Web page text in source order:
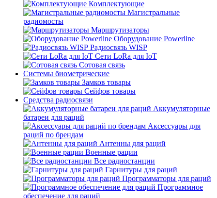
Комплектующие
Магистральные
радиомосты
Маршрутизаторы
Оборудование Powerline
Радиосвязь WISP
Сети LoRa для IoT
Сотовая связь
Системы биометрические
Замков товары
Сейфов товары
Средства радиосвязи
Аккумуляторные
батареи для раций
Аксессуары для
раций по брендам
Антенны для раций
Военные рации
Все радиостанции
Гарнитуры для раций
Программаторы для раций
Программное
обеспечение для раций